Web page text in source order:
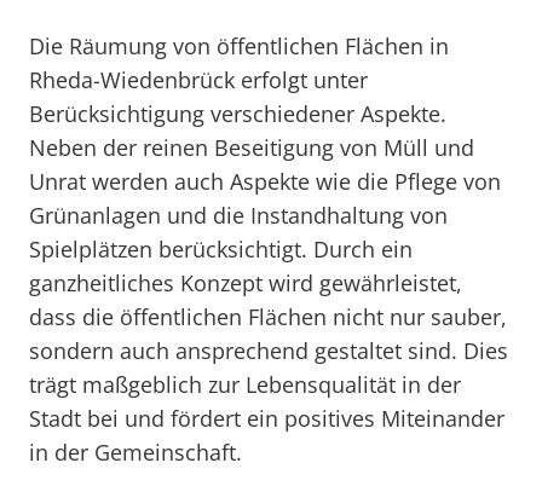
Die Räumung von öffentlichen Flächen in
Rheda-Wiedenbrück erfolgt unter
Berücksichtigung verschiedener Aspekte.
Neben der reinen Beseitigung von Müll und
Unrat werden auch Aspekte wie die Pflege von
Grünanlagen und die Instandhaltung von
Spielplätzen berücksichtigt. Durch ein
ganzheitliches Konzept wird gewährleistet,
dass die öffentlichen Flächen nicht nur sauber,
sondern auch ansprechend gestaltet sind. Dies
trägt maßgeblich zur Lebensqualität in der
Stadt bei und fördert ein positives Miteinander
in der Gemeinschaft.